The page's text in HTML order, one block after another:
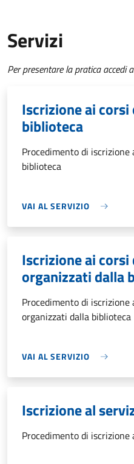
Servizi
Per presentare la pratica accedi
Iscrizione ai
biblioteca
Procedimento di
biblioteca
VAI AL SERVIZIO
Iscrizione ai corsi
organizzati dalla
Procedimento di iscrizione
organizzati dalla biblioteca
VAI AL SERVIZIO
Iscrizione al
Procedimento di